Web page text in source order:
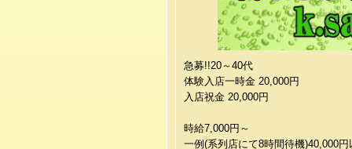
急募!!20～40代
体験入店一時金 20,000円
入店祝金 20,000円
時給7,000円～
一例(系列店にて8時間待機)40,000円